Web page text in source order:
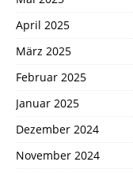
April 2025
März 2025
Februar 2025
Januar 2025
Dezember 2024
November 2024